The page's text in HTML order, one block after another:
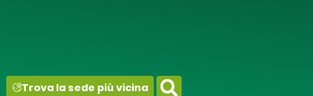
Trova la sede più vicina